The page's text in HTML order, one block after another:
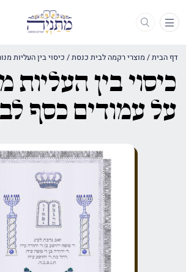
תפריט
דף הבית/ מוצרי רקמה לבית כנסת/ כיסוי בין העליות
כיסוי בין העליות
על עמודים כסף